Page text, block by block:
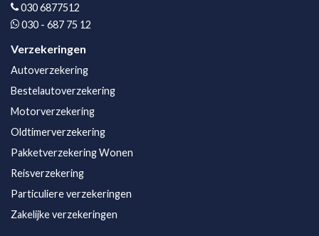
030 6877512
030 - 687 75 12
Verzekeringen
Autoverzekering
Bestelautoverzekering
Motorverzekering
Oldtimerverzekering
Pakketverzekering Wonen
Reisverzekering
Particuliere verzekeringen
Zakelijke verzekeringen